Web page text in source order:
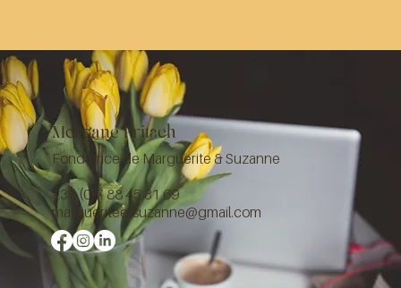
Morgane Fritsch
Fondatrice de Marguerite & Suzanne
+33 (0)7 88 45 31 69
margueriteetsuzanne@gmail.com